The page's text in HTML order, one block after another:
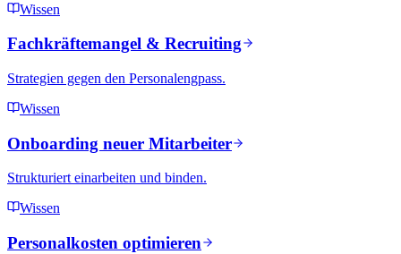
Wissen
Fachkräftemangel & Recruiting
Strategien gegen den Personalengpass.
Wissen
Onboarding neuer Mitarbeiter
Strukturiert einarbeiten und binden.
Wissen
Personalkosten optimieren